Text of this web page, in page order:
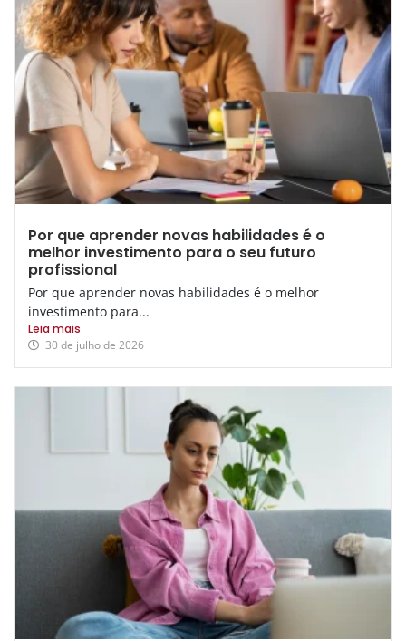
Por que aprender novas habilidades é o
melhor investimento para o seu futuro
profissional
Por que aprender novas habilidades é o melhor
investimento para...
Leia mais
30 de julho de 2026